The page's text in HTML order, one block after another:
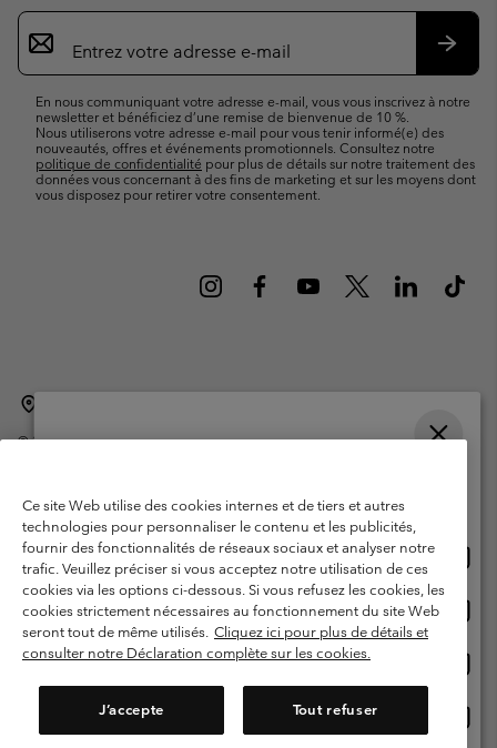
Inscription
par
e-
En nous communiquant votre adresse e-mail, vous vous inscrivez à notre
newsletter et bénéficiez d’une remise de bienvenue de 10 %.
Nous utiliserons votre adresse e-mail pour vous tenir informé(e) des
nouveautés, offres et événements promotionnels. Consultez notre
politique de confidentialité pour plus de détails sur notre traitement des
données vous concernant à des fins de marketing et sur les moyens dont
vous disposez pour retirer votre consentement.
©2026Columbia Sportswear International Sarl. Avenue des Morgines, 12
Garanties Légales
Politique de confidentialité
Conditions d'utilisation - Membres
Conditions D'utilisation - Contenu généré par l'utilisateur
Impressum
Cookies
Ce site Web utilise des cookies internes et de tiers et autres
technologies pour personnaliser le contenu et les publicités,
fournir des fonctionnalités de réseaux sociaux et analyser notre
trafic. Veuillez préciser si vous acceptez notre utilisation de ces
cookies via les options ci-dessous. Si vous refusez les cookies, les
cookies strictement nécessaires au fonctionnement du site Web
seront tout de même utilisés. Cliquez ici pour plus de détails et
consulter notre Déclaration complète sur les cookies.
J’accepte Tout refuser
Achats en ligne disponibles
United States
ligne
Belgium-English
ligne
Belgium-Français
ligne
Belgium-Dutch